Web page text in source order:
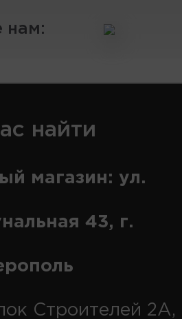
нам:
найти
магазин: ул.
43, г.
Строителей 2А,